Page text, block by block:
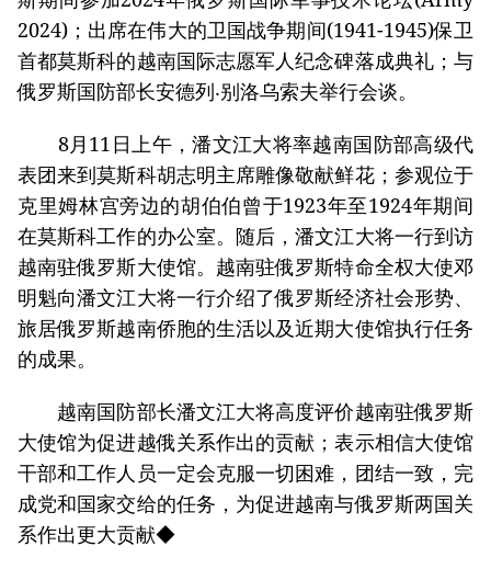
2024)；出席在伟大的卫国战争期间(1941-1945)保卫
首都莫斯科的越南国际志愿军人纪念碑落成典礼；与
俄罗斯国防部长安德列‧别洛乌索夫举行会谈。
8月11日上午，潘文江大将率越南国防部高级代
表团来到莫斯科胡志明主席雕像敬献鲜花；参观位于
克里姆林宫旁边的胡伯伯曾于1923年至1924年期间
在莫斯科工作的办公室。随后，潘文江大将一行到访
越南驻俄罗斯大使馆。越南驻俄罗斯特命全权大使邓
明魁向潘文江大将一行介绍了俄罗斯经济社会形势、
旅居俄罗斯越南侨胞的生活以及近期大使馆执行任务
的成果。
越南国防部长潘文江大将高度评价越南驻俄罗斯
大使馆为促进越俄关系作出的贡献；表示相信大使馆
干部和工作人员一定会克服一切困难，团结一致，完
成党和国家交给的任务，为促进越南与俄罗斯两国关
系作出更大贡献◆